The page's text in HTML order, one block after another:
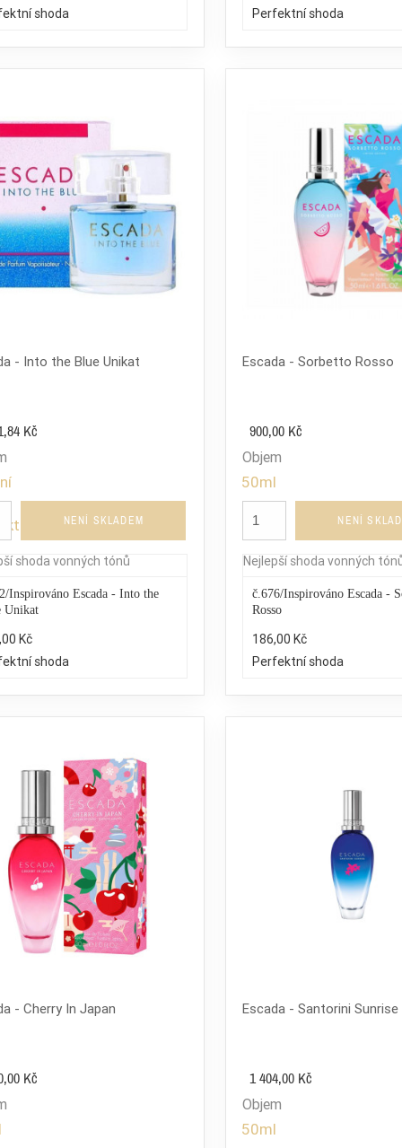
shoda
Perfektní shoda
- Into the Blue Unikat
Kč
NENÍ SKLADEM
shoda vonných tónů
Inspirováno Escada - Into the
Unikat
Kč
shoda
Escada - Sorbetto Rosso
900,00 Kč
Objem
50ml
NENÍ
Nejlepší shoda vonných
č.676/Inspirováno Escada -
Rosso
186,00 Kč
Perfektní shoda
- Cherry In Japan
Kč
Escada - Santorini Sunrise
1 404,00 Kč
Objem
50ml